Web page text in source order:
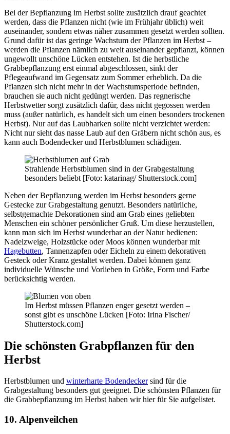
Bei der Bepflanzung im Herbst sollte zusätzlich drauf geachtet
werden, dass die Pflanzen nicht (wie im Frühjahr üblich) weit
auseinander, sondern etwas näher zusammen gesetzt werden sollten.
Grund dafür ist das geringe Wachstum der Pflanzen im Herbst –
werden die Pflanzen nämlich zu weit auseinander gepflanzt, können
ungewollt unschöne Lücken entstehen. Ist die herbstliche
Grabbepflanzung erst einmal abgeschlossen, sinkt der
Pflegeaufwand im Gegensatz zum Sommer erheblich. Da die
Pflanzen sich nicht mehr in der Wachstumsperiode befinden,
brauchen sie auch nicht gedüngt werden. Das regnerische
Herbstwetter sorgt zusätzlich dafür, dass nicht gegossen werden
muss (außer natürlich, es handelt sich um einen besonders trockenen
Herbst). Nur auf das Laubharken sollte nicht verzichtet werden:
Nicht nur sieht das nasse Laub auf den Gräbern nicht schön aus, es
kann auch Bodendecker und Herbstblumen schädigen.
Strahlende Herbstblumen sind in der Grabgestaltung
besonders beliebt [Foto: katarinag/ Shutterstock.com]
Neben der Bepflanzung werden im Herbst besonders gerne
Gestecke zur Grabgestaltung genutzt. Besonders natürliche,
selbstgemachte Dekorationen sind am Grab eines geliebten
Menschen ein schöner persönlicher Gruß. Um diese herzustellen,
kann man sich im Herbst wunderbar an der Natur bedienen:
Nadelzweige, Holzstücke oder Moos können wunderbar mit
Hagebutten, Tannenzapfen oder Eicheln zu einem dekorativen
Gesteck oder Kranz gestaltet werden. Dabei können ganz
individuelle Wünsche und Vorlieben in Größe, Form und Farbe
berücksichtig werden.
Im Herbst müssen Pflanzen enger gesetzt werden –
sonst gibt es unschöne Lücken [Foto: Irina Fischer/
Shutterstock.com]
Die schönsten Grabpflanzen für den
Herbst
Herbstblumen und winterharte Bodendeckersind für die
Grabgestaltung besonders gut geeignet. Die schönsten Pflanzen für
die Grabbepflanzung im Herbst haben wir hier für Sie aufgelistet.
10. Alpenveilchen